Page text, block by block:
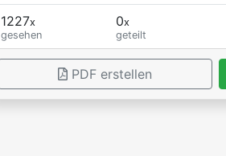
1227x
gesehen
0x
geteilt
PDF erstellen